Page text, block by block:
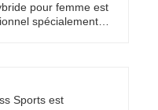
pour femme est
spécialement
de soulever la balle et
à contrôler. Ce club
combler cette
Sports est